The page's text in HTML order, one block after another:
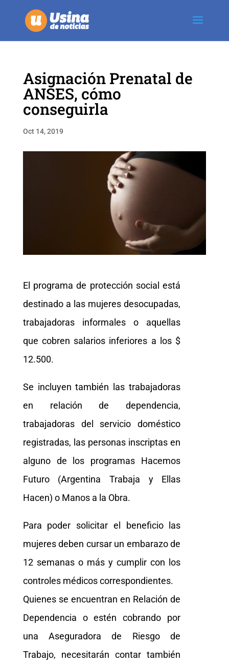
Asignación Prenatal de
ANSES, cómo
conseguirla
Oct 14, 2019
El programa de protección social está
destinado a las mujeres desocupadas,
trabajadoras informales o aquellas
que cobren salarios inferiores a los $
12.500.
Se incluyen también las trabajadoras
en relación de dependencia,
trabajadoras del servicio doméstico
registradas, las personas inscriptas en
alguno de los programas Hacemos
Futuro (Argentina Trabaja y Ellas
Hacen) o Manos a la Obra.
Para poder solicitar el beneficio las
mujeres deben cursar un embarazo de
12 semanas o más y cumplir con los
controles médicos correspondientes.
Quienes se encuentran en Relación de
Dependencia o estén cobrando por
una Aseguradora de Riesgo de
Trabajo, necesitarán contar también